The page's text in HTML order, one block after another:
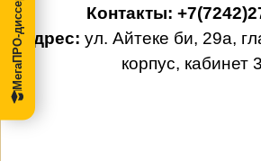
Контакты:
Адрес: ул. Айтеке би, 29а,
корпус, кабинет